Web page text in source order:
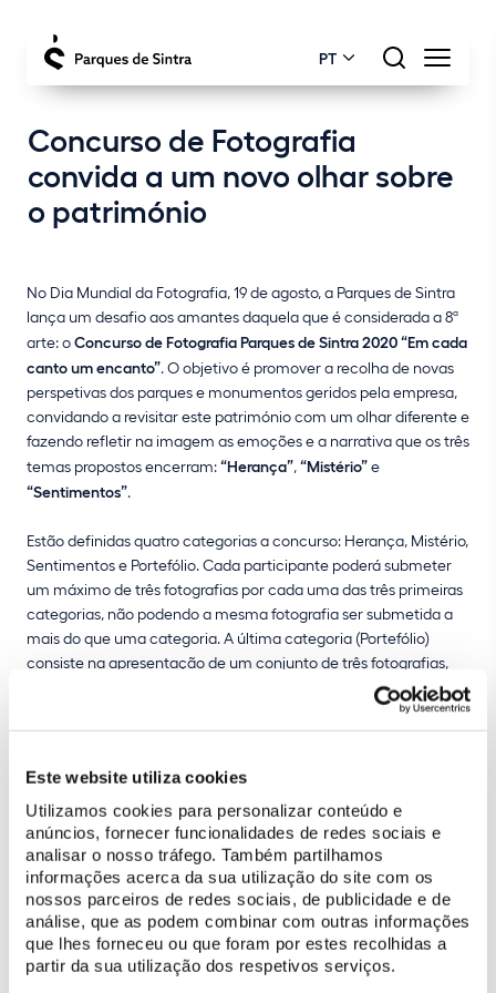
Este website utiliza cookies
Utilizamos cookies para personalizar conteúdo e
anúncios, fornecer funcionalidades de redes sociais e
analisar o nosso tráfego. Também partilhamos
informações acerca da sua utilização do site com os
nossos parceiros de redes sociais, de publicidade e de
análise, que as podem combinar com outras informações
que lhes forneceu ou que foram por estes recolhidas a
partir da sua utilização dos respetivos serviços.
PT
Concurso de Fotografia
convida a um novo olhar sobre
o património
No Dia Mundial da Fotografia, 19 de agosto, a Parques de Sintra
lança um desafio aos amantes daquela que é considerada a 8ª
arte: oConcurso de Fotografia Parques de Sintra 2020 “Em cada
canto um encanto”. O objetivo é promover a recolha de novas
perspetivas dos parques e monumentos geridos pela empresa,
convidando a revisitar este património com um olhar diferente e
fazendo refletir na imagem as emoções e a narrativa que os três
temas propostos encerram:“Herança”,“Mistério”e
“Sentimentos”.
Estão definidas quatro categorias a concurso: Herança, Mistério,
Sentimentos e Portefólio. Cada participante poderá submeter
um máximo de três fotografias por cada uma das três primeiras
categorias, não podendo a mesma fotografia ser submetida a
mais do que uma categoria. A última categoria (Portefólio)
consiste na apresentação de um conjunto de três fotografias,
cada uma tirada num local distinto, estando as três